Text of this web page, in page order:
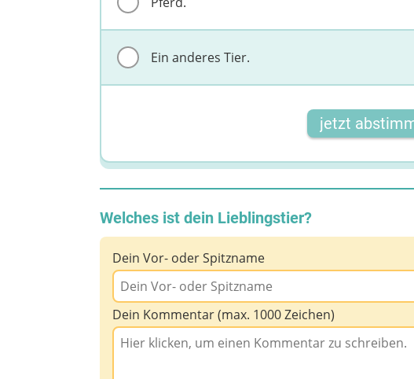
Ein anderes Tier.
jetzt
Welches ist dein Lieblingstier?
Dein Vor- oder Spitzname
Dein Kommentar (max. 1000 Zeichen)